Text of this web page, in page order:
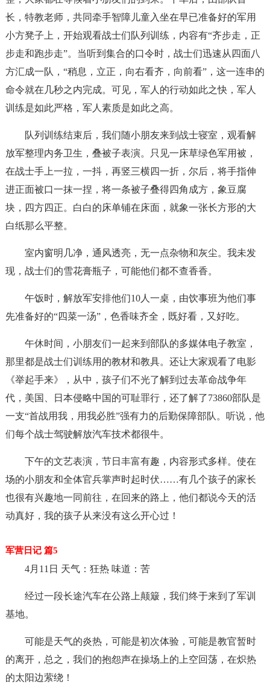
长，特教老师，共同牵手智障儿童入坐在早已准备好的军用
小方凳子上，开始观看战士们队列训练，内容有“齐步走，正
步走和跑步走”。当听到集合的口令时，战士们迅速从四面八
方汇成一队，“稍息，立正，向右看齐，向前看”，这一连串的
命令就在几秒之内完成。可见，军人的行动如此之快，军人
训练是如此严格，军人素质是如此之高。
队列训练结束后，我们随小朋友来到战士寝室，观看解
放军整理内务卫生，叠被子表演。只见一床草绿色军用被，
在战士手上一拉，一抖，再竖三横四一折，尔后，将手指伸
进正面被口一抹一捏，将一条被子叠得四角成方，象豆腐
块，四方四正。白白的床单铺在床面，就象一张长方形的大
白纸那么平整。
室内窗明几净，通风透亮，无一点杂物和灰尘。我未发
现，战士们的雪花膏瓶子，可能他们都不查香香。
午饭时，解放军安排他们10人一桌，由饮事班为他们事
先准备好的“四菜一汤”，色香味齐全，既好看，又好吃。
午休时间，小朋友们一起来到部队的多媒体电子教室，
那里都是战士们训练用的教材和教具。还让大家观看了电影
《举起手来》，从中，孩子们不光了解到过去革命战争年
代，美国、日本侵略中国的可耻罪行，还了解了73860部队是
一支“首战用我，用我必胜”强有力的后勤保障部队。听说，他
们每个战士驾驶解放汽车技术都很牛。
下午的文艺表演，节日丰富有趣，内容形式多样。使在
场的小朋友和全体官兵掌声时起时伏……有几个孩子的家长
也很有兴趣地一同前往，在回来的路上，他们都说今天的活
动真好，我的孩子从来没有这么开心过！
军营日记 篇5
4月11日 天气：狂热 味道：苦
经过一段长途汽车在公路上颠簸，我们终于来到了军训
基地。
可能是天气的炎热，可能是初次体验，可能是教官暂时
的离开，总之，我们的抱怨声在操场上的上空回荡，在炽热
的太阳边萦绕！